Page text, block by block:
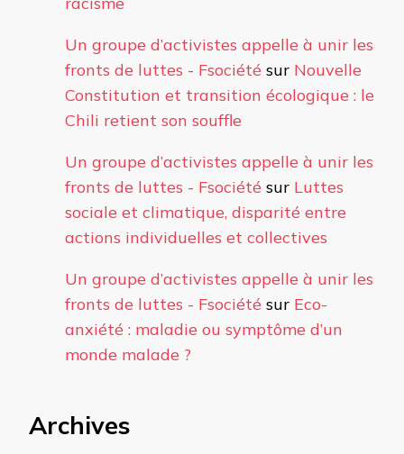
Un groupe d’activistes appelle à unir les
fronts de luttes - Fsociété sur Nouvelle
Constitution et transition écologique : le
Chili retient son souffle
Un groupe d’activistes appelle à unir les
fronts de luttes - Fsociété sur Luttes
sociale et climatique, disparité entre
actions individuelles et collectives
Un groupe d’activistes appelle à unir les
fronts de luttes - Fsociété sur Eco-
anxiété : maladie ou symptôme d’un
monde malade ?
Archives